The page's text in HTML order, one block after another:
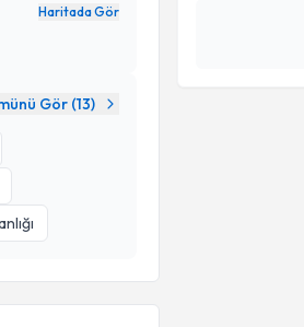
Haritada Gör
Gör (13)